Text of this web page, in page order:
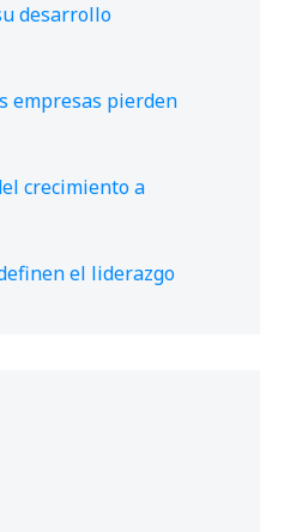
desarrollo
empresas pierden
crecimiento a
el liderazgo